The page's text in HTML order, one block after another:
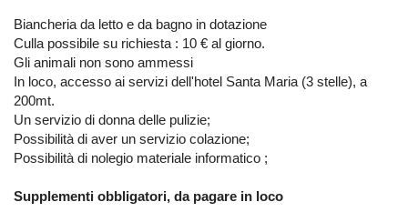
Biancheria da letto e da bagno in dotazione
Culla possibile su richiesta : 10 € al giorno.
Gli animali non sono ammessi
In loco, accesso ai servizi dell'hotel Santa Maria (3 stelle), a
200mt.
Un servizio di donna delle pulizie;
Possibilità di aver un servizio colazione;
Possibilità di nolegio materiale informatico ;
Supplementi obbligatori, da pagare in loco